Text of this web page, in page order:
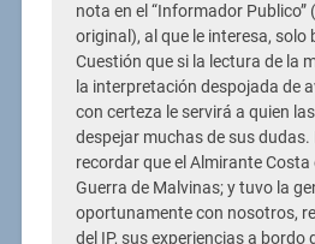
nota en el “Informador Publico”
original), al que le interesa,
Cuestión que si la lectura de la
la interpretación despojada de
con certeza le servirá a quien
despejar muchas de sus
recordar que el Almirante Costa
Guerra de Malvinas; y tuvo la
oportunamente con nosotros,
del IP, sus experiencias a bordo